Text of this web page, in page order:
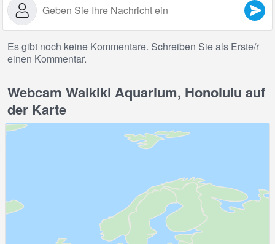
Es gibt noch keine Kommentare. Schreiben Sie als Erste/r
einen Kommentar.
Webcam Waikiki Aquarium, Honolulu auf
der Karte